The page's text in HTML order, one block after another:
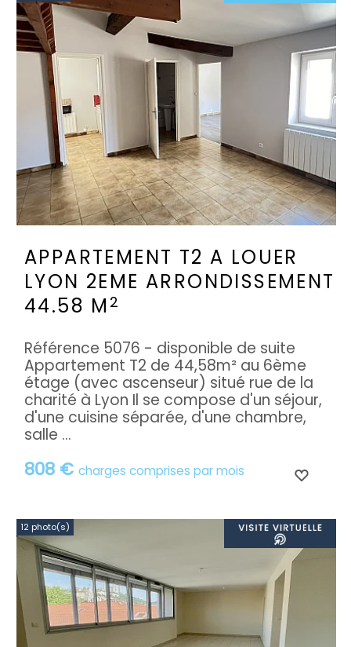
APPARTEMENT T2 A LOUER
LYON 2EME ARRONDISSEMENT
44.58 M 2
808 € charges comprises par mois
Référence 5076 - disponible de suite
Appartement T2 de 44,58m² au 6ème
étage (avec ascenseur) situé rue de la
charité à Lyon Il se compose d'un séjour,
d'une cuisine séparée, d'une chambre,
salle ...
12 photo(s)